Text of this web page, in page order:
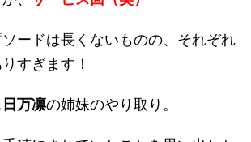
ードは長くないものの、それぞれ
すぎます！
万凛の姉妹のやり取り。